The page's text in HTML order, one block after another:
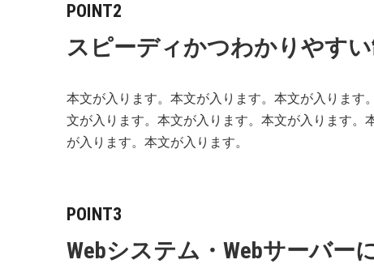
POINT2
スピーディかつわかりやす
本文が入ります。本文が入ります。本文が入りま
文が入ります。本文が入ります。本文が入ります
が入ります。本文が入ります。
POINT3
Webシステム・Webサーバー